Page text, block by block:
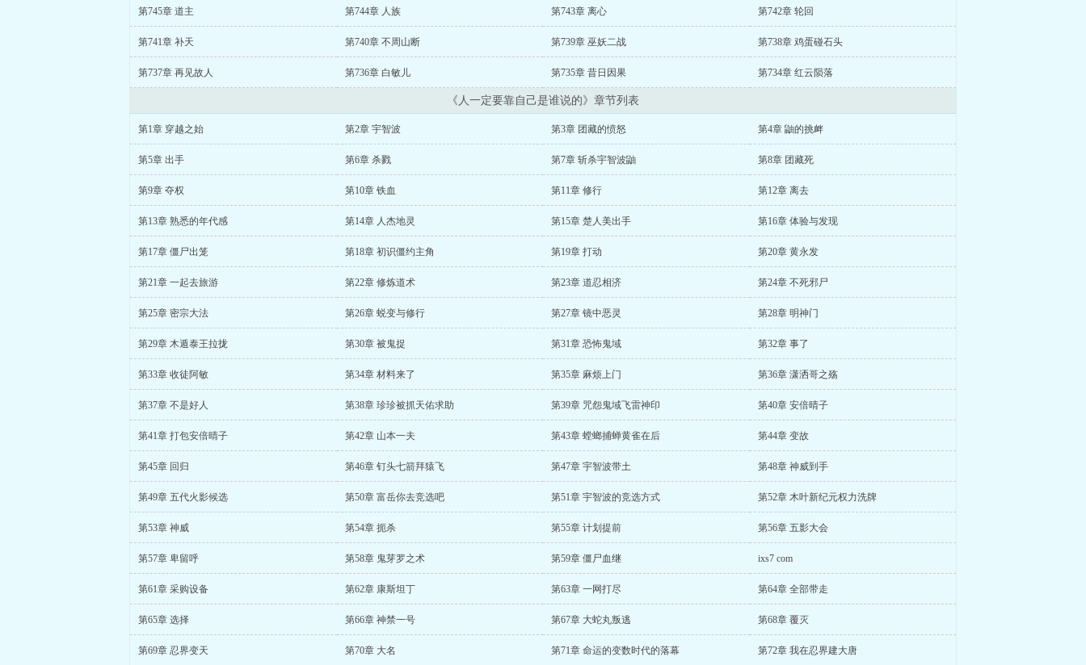
第745章 道主 第744章 人族 第743章 离心 第742章 轮回
第741章 补天 第740章 不周山断 第739章 巫妖二战 第738章 鸡蛋碰石头
第737章 再见故人 第736章 白敏儿 第735章 昔日因果 第734章 红云陨落
《人一定要靠自己是谁说的》章节列表
第1章 穿越之始 第2章 宇智波 第3章 团藏的愤怒 第4章 鼬的挑衅
第5章 出手 第6章 杀戮 第7章 斩杀宇智波鼬 第8章 团藏死
第9章 夺权 第10章 铁血 第11章 修行 第12章 离去
第13章 熟悉的年代感 第14章 人杰地灵 第15章 楚人美出手 第16章 体验与发现
第17章 僵尸出笼 第18章 初识僵约主角 第19章 打动 第20章 黄永发
第21章 一起去旅游 第22章 修炼道术 第23章 道忍相济 第24章 不死邪尸
第25章 密宗大法 第26章 蜕变与修行 第27章 镜中恶灵 第28章 明神门
第29章 木遁泰王拉拢 第30章 被鬼捉 第31章 恐怖鬼域 第32章 事了
第33章 收徒阿敏 第34章 材料来了 第35章 麻烦上门 第36章 潇洒哥之殇
第37章 不是好人 第38章 珍珍被抓天佑求助 第39章 咒怨鬼域飞雷神印 第40章 安倍晴子
第41章 打包安倍晴子 第42章 山本一夫 第43章 螳螂捕蝉黄雀在后 第44章 变故
第45章 回归 第46章 钉头七箭拜猿飞 第47章 宇智波带土 第48章 神威到手
第49章 五代火影候选 第50章 富岳你去竞选吧 第51章 宇智波的竞选方式 第52章 木叶新纪元权力洗牌
第53章 神威 第54章 扼杀 第55章 计划提前 第56章 五影大会
第57章 卑留呼 第58章 鬼芽罗之术 第59章 僵尸血继 ixs7 com
第61章 采购设备 第62章 康斯坦丁 第63章 一网打尽 第64章 全部带走
第65章 选择 第66章 神禁一号 第67章 大蛇丸叛逃 第68章 覆灭
第69章 忍界变天 第70章 大名 第71章 命运的变数时代的落幕 第72章 我在忍界建大唐